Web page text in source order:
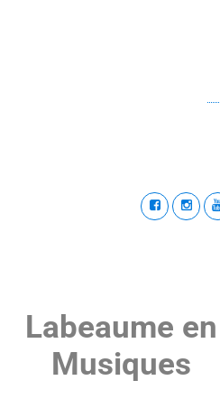
Labeaume en
Musiques